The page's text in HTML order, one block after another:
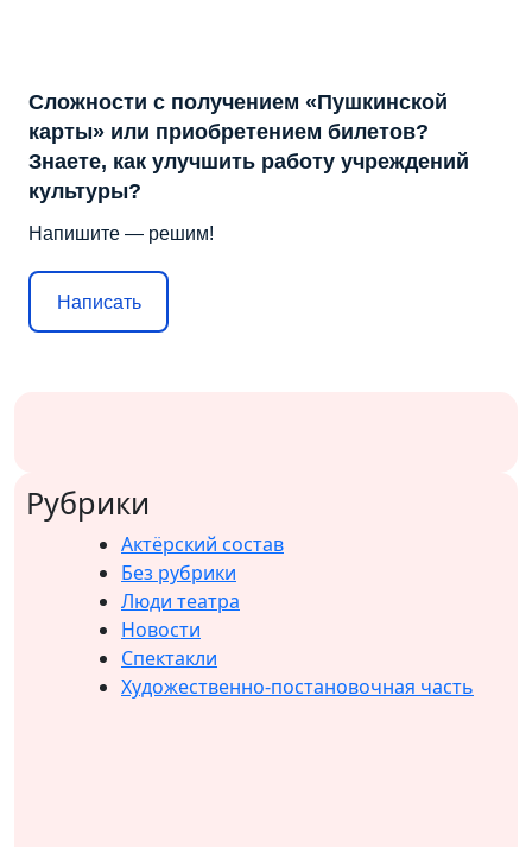
Сложности с получением «Пушкинской
карты» или приобретением билетов?
Знаете, как улучшить работу учреждений
культуры?
Напишите — решим!
Написать
Рубрики
Актёрский состав
Без рубрики
Люди театра
Новости
Спектакли
Художественно-постановочная часть